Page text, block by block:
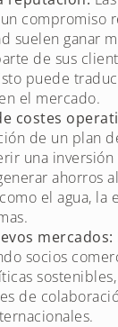
compromiso
suelen ganar
de sus
puede
el mercado.
costes
de un plan
una inversión
ahorros
el agua, la
mercados:
socios
de